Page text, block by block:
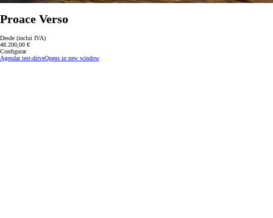
Proace Verso
Desde (inclui IVA)
48.200,00 €
Configurar
Agendar test-driveOpens in new window